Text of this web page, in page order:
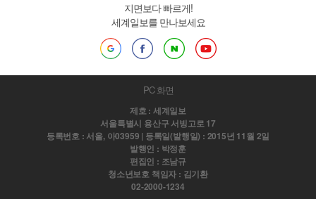
지면보다 빠르게!
세계일보를 만나보세요
PC 화면
제호 : 세계일보
서울특별시 용산구 서빙고로 17
등록번호 : 서울, 아03959 | 등록일(발행일) : 2015년 11월 2일
발행인 : 박정훈
편집인 : 조남규
청소년보호 책임자 : 김기환
02-2000-1234